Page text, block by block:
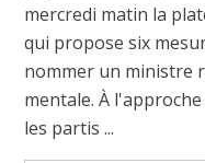
mercredi matin la
qui propose six
nommer un ministre
mentale. À
les partis ...